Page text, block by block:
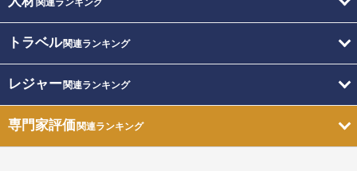
トラベル関連ランキング
レジャー関連ランキング
専門家評価関連ランキング